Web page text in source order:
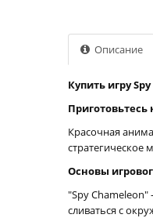
Описание
Купить игру
Красочная
Основы
"Spy Chameleon"
сливаться с